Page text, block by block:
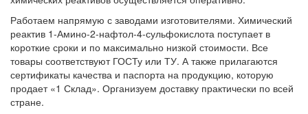
Работаем напрямую с заводами изготовителями. Химический
реактив 1-Амино-2-нафтол-4-сульфокислота поступает в
короткие сроки и по максимально низкой стоимости. Все
товары соответствуют ГОСТу или ТУ. А также прилагаются
сертификаты качества и паспорта на продукцию, которую
продает «1 Склад». Организуем доставку практически по всей
стране.